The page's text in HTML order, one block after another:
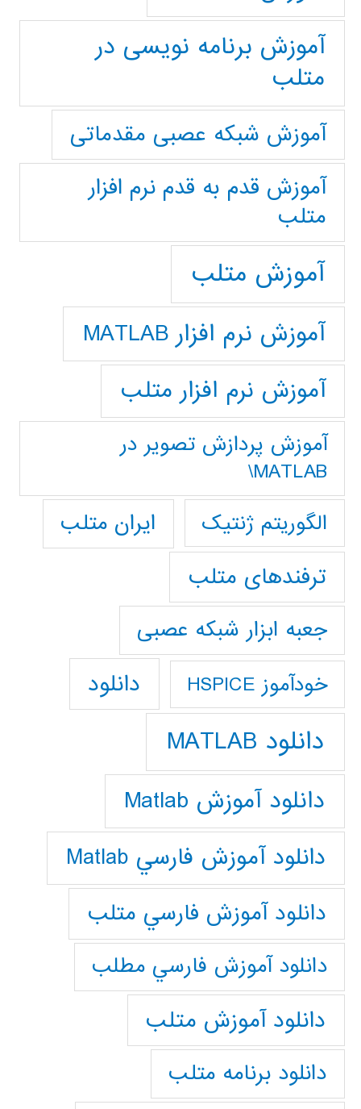
آموزش برنامه نویسی در
متلب
آموزش شبکه عصبی مقدماتی
آموزش قدم به قدم نرم افزار
متلب
آموزش متلب
آموزش نرم افزار MATLAB
آموزش نرم افزار متلب
آموزش پردازش تصوير در
MATLAB\
الگوریتم ژنتیک
ایران متلب
ترفندهای متلب
جعبه ابزار شبکه عصبی
خودآموز HSPICE دانلود
دانلود MATLAB
دانلود آموزش Matlab
دانلود آموزش فارسي Matlab
دانلود آموزش فارسي متلب
دانلود آموزش فارسي مطلب
دانلود آموزش متلب
دانلود برنامه متلب